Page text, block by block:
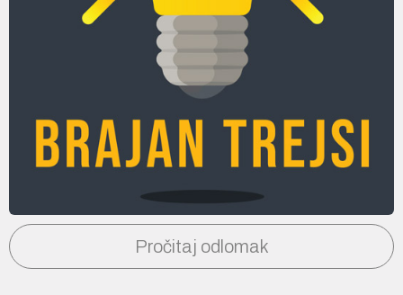
Pročitaj odlomak